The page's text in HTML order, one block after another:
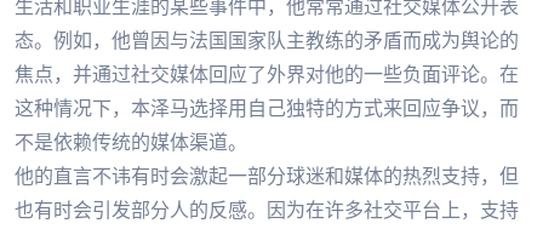
生活和职业生涯的某些事件中，他常常通过社交媒体公开表
态。例如，他曾因与法国国家队主教练的矛盾而成为舆论的
焦点，并通过社交媒体回应了外界对他的一些负面评论。在
这种情况下，本泽马选择用自己独特的方式来回应争议，而
不是依赖传统的媒体渠道。
他的直言不讳有时会激起一部分球迷和媒体的热烈支持，但
也有时会引发部分人的反感。因为在许多社交平台上，支持